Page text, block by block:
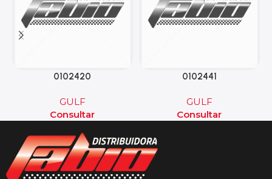
0102420
GULF
Consultar
0102441
GULF
Consultar